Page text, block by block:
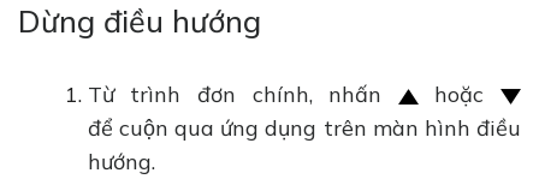
Dừng điều hướng
Từ trình đơn chính, nhấn
hoặc
để cuộn qua ứng dụng trên màn hình điều
hướng.